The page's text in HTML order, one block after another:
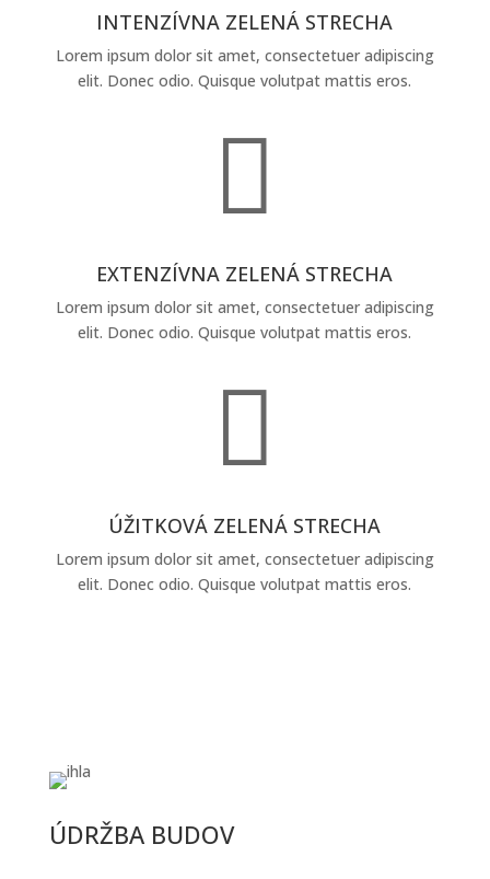
INTENZÍVNA ZELENÁ STRECHA
Lorem ipsum dolor sit amet, consectetuer adipiscing
elit. Donec odio. Quisque volutpat mattis eros.

EXTENZÍVNA ZELENÁ STRECHA
Lorem ipsum dolor sit amet, consectetuer adipiscing
elit. Donec odio. Quisque volutpat mattis eros.

ÚŽITKOVÁ ZELENÁ STRECHA
Lorem ipsum dolor sit amet, consectetuer adipiscing
elit. Donec odio. Quisque volutpat mattis eros.
ÚDRŽBA BUDOV